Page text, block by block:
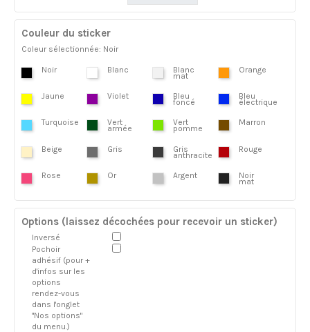
Couleur du sticker
Coleur sélectionnée: Noir
Noir Blanc Blanc
mat
Orange
Jaune Violet Bleu
foncé
Bleu
électrique
Turquoise Vert
armée
Vert
pomme
Marron
Beige Gris Gris
anthracite
Rouge
Rose Or Argent Noir
mat
Options (laissez décochées pour recevoir un sticker)
Inversé
Pochoir
adhésif (pour +
d'infos sur les
options
rendez-vous
dans l'onglet
"Nos options"
du menu.)